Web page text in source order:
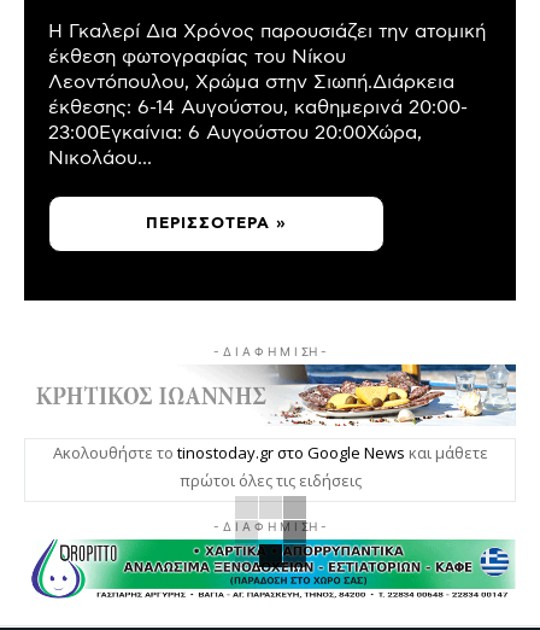
Η Γκαλερί Δια Χρόνος παρουσιάζει την ατομική
έκθεση φωτογραφίας του Νίκου
Λεοντόπουλου, Χρώμα στην Σιωπή.Διάρκεια
έκθεσης: 6-14 Αυγούστου, καθημερινά 20:00-
23:00Εγκαίνια: 6 Αυγούστου 20:00Χώρα,
Νικολάου...
ΠΕΡΙΣΣΌΤΕΡΑ »
- Δ Ι Α Φ Η Μ Ι ΣΗ -
Ακολουθήστε το tinostoday.gr στο Google News και μάθετε
πρώτοι όλες τις ειδήσεις
- Δ Ι Α Φ Η Μ Ι ΣΗ -